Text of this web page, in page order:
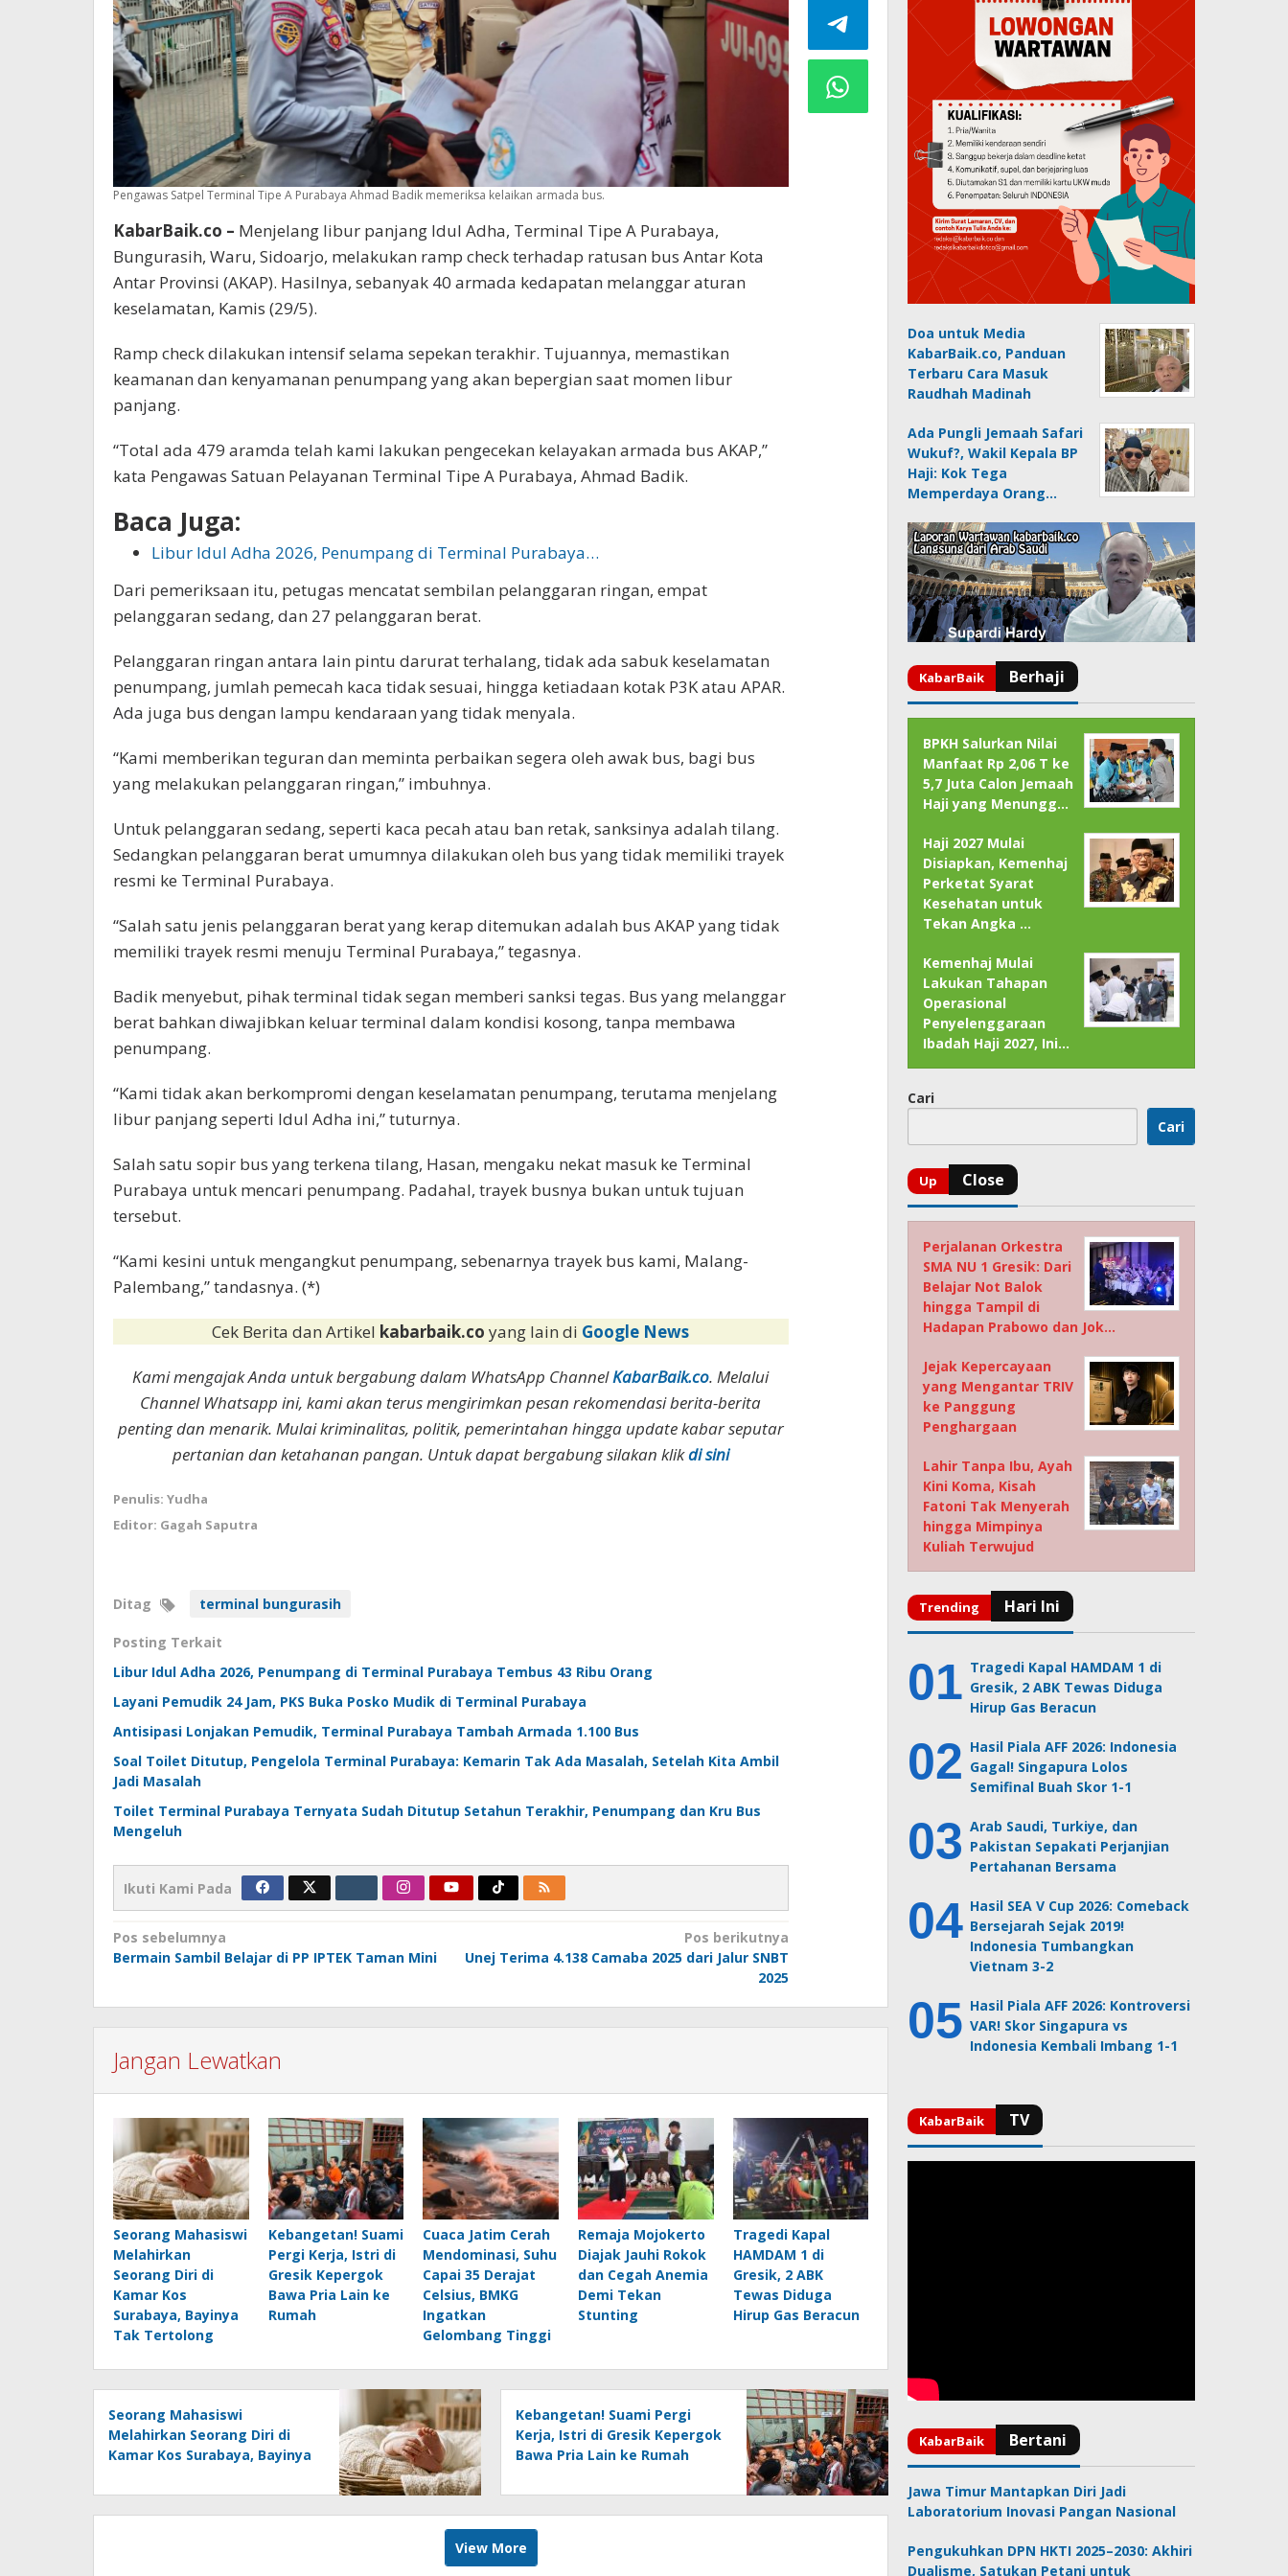
Pengawas Satpel Terminal Tipe A Purabaya Ahmad Badik memeriksa kelaikan armada bus.
KabarBaik.co – Menjelang libur panjang Idul Adha, Terminal Tipe A Purabaya,
Bungurasih, Waru, Sidoarjo, melakukan ramp check terhadap ratusan bus Antar Kota
Antar Provinsi (AKAP). Hasilnya, sebanyak 40 armada kedapatan melanggar aturan
keselamatan, Kamis (29/5).
Ramp check dilakukan intensif selama sepekan terakhir. Tujuannya, memastikan
keamanan dan kenyamanan penumpang yang akan bepergian saat momen libur
panjang.
“Total ada 479 aramda telah kami lakukan pengecekan kelayakan armada bus AKAP,”
kata Pengawas Satuan Pelayanan Terminal Tipe A Purabaya, Ahmad Badik.
Baca Juga:
Libur Idul Adha 2026, Penumpang di Terminal Purabaya…
Dari pemeriksaan itu, petugas mencatat sembilan pelanggaran ringan, empat
pelanggaran sedang, dan 27 pelanggaran berat.
Pelanggaran ringan antara lain pintu darurat terhalang, tidak ada sabuk keselamatan
penumpang, jumlah pemecah kaca tidak sesuai, hingga ketiadaan kotak P3K atau APAR.
Ada juga bus dengan lampu kendaraan yang tidak menyala.
“Kami memberikan teguran dan meminta perbaikan segera oleh awak bus, bagi bus
yang melakukan pelanggaran ringan,” imbuhnya.
Untuk pelanggaran sedang, seperti kaca pecah atau ban retak, sanksinya adalah tilang.
Sedangkan pelanggaran berat umumnya dilakukan oleh bus yang tidak memiliki trayek
resmi ke Terminal Purabaya.
“Salah satu jenis pelanggaran berat yang kerap ditemukan adalah bus AKAP yang tidak
memiliki trayek resmi menuju Terminal Purabaya,” tegasnya.
Badik menyebut, pihak terminal tidak segan memberi sanksi tegas. Bus yang melanggar
berat bahkan diwajibkan keluar terminal dalam kondisi kosong, tanpa membawa
penumpang.
“Kami tidak akan berkompromi dengan keselamatan penumpang, terutama menjelang
libur panjang seperti Idul Adha ini,” tuturnya.
Salah satu sopir bus yang terkena tilang, Hasan, mengaku nekat masuk ke Terminal
Purabaya untuk mencari penumpang. Padahal, trayek busnya bukan untuk tujuan
tersebut.
“Kami kesini untuk mengangkut penumpang, sebenarnya trayek bus kami, Malang-
Palembang,” tandasnya. (*)
Cek Berita dan Artikel kabarbaik.coyang lain di Google News
Kami mengajak Anda untuk bergabung dalam WhatsApp ChannelKabarBaik.co. Melalui
Channel Whatsapp ini, kami akan terus mengirimkan pesan rekomendasi berita-berita
penting dan menarik. Mulai kriminalitas, politik, pemerintahan hingga update kabar seputar
pertanian dan ketahanan pangan. Untuk dapat bergabung silakan klikdi sini
Penulis: Yudha
Editor: Gagah Saputra
Ditag terminal bungurasih
Posting Terkait
Libur Idul Adha 2026, Penumpang di Terminal Purabaya Tembus 43 Ribu Orang
Layani Pemudik 24 Jam, PKS Buka Posko Mudik di Terminal Purabaya
Antisipasi Lonjakan Pemudik, Terminal Purabaya Tambah Armada 1.100 Bus
Soal Toilet Ditutup, Pengelola Terminal Purabaya: Kemarin Tak Ada Masalah, Setelah Kita Ambil
Jadi Masalah
Toilet Terminal Purabaya Ternyata Sudah Ditutup Setahun Terakhir, Penumpang dan Kru Bus
Mengeluh
Ikuti Kami Pada
Navigasi
pos
Pos sebelumnya
Bermain Sambil Belajar di PP IPTEK Taman Mini
Pos berikutnya
Unej Terima 4.138 Camaba 2025 dari Jalur SNBT
2025
Jangan Lewatkan
Seorang Mahasiswi
Melahirkan
Seorang Diri di
Kamar Kos
Surabaya, Bayinya
Tak Tertolong
Kebangetan! Suami
Pergi Kerja, Istri di
Gresik Kepergok
Bawa Pria Lain ke
Rumah
Cuaca Jatim Cerah
Mendominasi, Suhu
Capai 35 Derajat
Celsius, BMKG
Ingatkan
Gelombang Tinggi
Remaja Mojokerto
Diajak Jauhi Rokok
dan Cegah Anemia
Demi Tekan
Stunting
Tragedi Kapal
HAMDAM 1 di
Gresik, 2 ABK
Tewas Diduga
Hirup Gas Beracun
Seorang Mahasiswi
Melahirkan Seorang Diri di
Kamar Kos Surabaya, Bayinya
Kebangetan! Suami Pergi
Kerja, Istri di Gresik Kepergok
Bawa Pria Lain ke Rumah
View More
Doa untuk Media
KabarBaik.co, Panduan
Terbaru Cara Masuk
Raudhah Madinah
Ada Pungli Jemaah Safari
Wukuf?, Wakil Kepala BP
Haji: Kok Tega
Memperdaya Orang…
BPKH Salurkan Nilai
Manfaat Rp 2,06 T ke
5,7 Juta Calon Jemaah
Haji yang Menungg…
Haji 2027 Mulai
Disiapkan, Kemenhaj
Perketat Syarat
Kesehatan untuk
Tekan Angka …
Kemenhaj Mulai
Lakukan Tahapan
Operasional
Penyelenggaraan
Ibadah Haji 2027, Ini…
Cari
Cari
Perjalanan Orkestra
SMA NU 1 Gresik: Dari
Belajar Not Balok
hingga Tampil di
Hadapan Prabowo dan Jok…
Jejak Kepercayaan
yang Mengantar TRIV
ke Panggung
Penghargaan
Lahir Tanpa Ibu, Ayah
Kini Koma, Kisah
Fatoni Tak Menyerah
hingga Mimpinya
Kuliah Terwujud
Tragedi Kapal HAMDAM 1 di
Gresik, 2 ABK Tewas Diduga
Hirup Gas Beracun
Hasil Piala AFF 2026: Indonesia
Gagal! Singapura Lolos
Semifinal Buah Skor 1-1
Arab Saudi, Turkiye, dan
Pakistan Sepakati Perjanjian
Pertahanan Bersama
Hasil SEA V Cup 2026: Comeback
Bersejarah Sejak 2019!
Indonesia Tumbangkan
Vietnam 3-2
Hasil Piala AFF 2026: Kontroversi
VAR! Skor Singapura vs
Indonesia Kembali Imbang 1-1
Jawa Timur Mantapkan Diri Jadi
Laboratorium Inovasi Pangan Nasional
Pengukuhkan DPN HKTI 2025–2030: Akhiri
Dualisme, Satukan Petani untuk